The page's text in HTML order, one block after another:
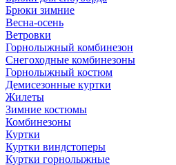
Брюки зимние
Весна-осень
Ветровки
Горнолыжный комбинезон
Снегоходные комбинезоны
Горнолыжный костюм
Демисезонные куртки
Жилеты
Зимние костюмы
Комбинезоны
Куртки
Куртки виндстоперы
Куртки горнолыжные